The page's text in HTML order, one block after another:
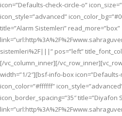
icon=”Defaults-check-circle-o”
icon_style=”advanced”
title=”Alarm Sistemleri” read_more=”box”
sistemleri%2F|||” pos=”left”
[/vc_column_inner][/
width=”1/2″][bsf-info-box icon=”Defaults-
icon_color=”#ffffff”
icon_border_spacing=”35″ title=”Diyafon